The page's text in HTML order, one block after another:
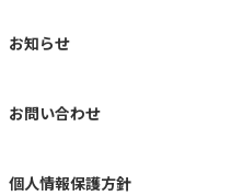
お知らせ
お問い合わせ
個人情報保護方針